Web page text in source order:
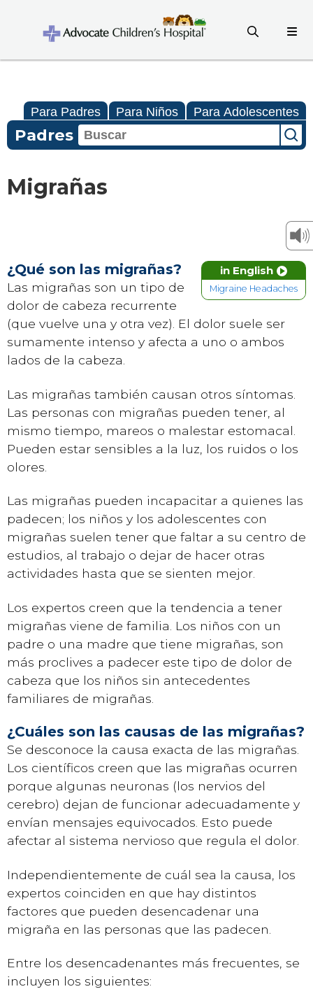
Para Padres Para Niños Para Adolescentes
Padres
Migrañas
in English
Migraine Headaches
¿Qué son las migrañas?
Las migrañas son un tipo de
dolor de cabeza recurrente
(que vuelve una y otra vez). El dolor suele ser
sumamente intenso y afecta a uno o ambos
lados de la cabeza.
Las migrañas también causan otros síntomas.
Las personas con migrañas pueden tener, al
mismo tiempo, mareos o malestar estomacal.
Pueden estar sensibles a la luz, los ruidos o los
olores.
Las migrañas pueden incapacitar a quienes las
padecen; los niños y los adolescentes con
migrañas suelen tener que faltar a su centro de
estudios, al trabajo o dejar de hacer otras
actividades hasta que se sienten mejor.
Los expertos creen que la tendencia a tener
migrañas viene de familia. Los niños con un
padre o una madre que tiene migrañas, son
más proclives a padecer este tipo de dolor de
cabeza que los niños sin antecedentes
familiares de migrañas.
¿Cuáles son las causas de las migrañas?
Se desconoce la causa exacta de las migrañas.
Los científicos creen que las migrañas ocurren
porque algunas neuronas (los nervios del
cerebro) dejan de funcionar adecuadamente y
envían mensajes equivocados. Esto puede
afectar al sistema nervioso que regula el dolor.
Independientemente de cuál sea la causa, los
expertos coinciden en que hay distintos
factores que pueden desencadenar una
migraña en las personas que las padecen.
Entre los desencadenantes más frecuentes, se
incluyen los siguientes: